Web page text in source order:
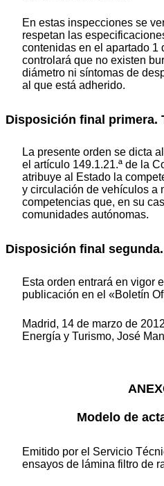
En estas inspecciones se
respetan las
contenidas en el apartado 1
controlará que no existen
diámetro ni síntomas de
al que está adherido.
Disposición final primera.
La presente orden se dicta
el artículo 149.1.21.ª de la
atribuye al Estado la
y circulación de vehículos a
competencias que, en su
comunidades autónomas.
Disposición final
Esta orden entrará en vigor
publicación en el «Boletín
Madrid, 14 de marzo de
Energía y Turismo, José
Modelo de
Emitido por el Servicio
ensayos de lámina filtro de